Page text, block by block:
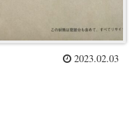
2023.02.03